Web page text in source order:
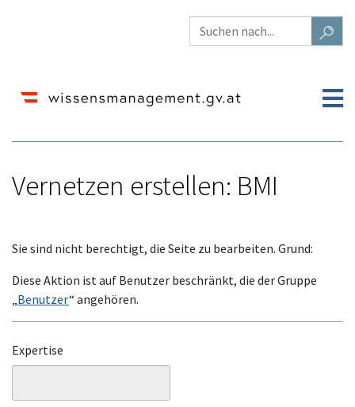
Vernetzen erstellen: BMI
Wechseln zu:Navigation, Suche
Sie sind nicht berechtigt, die Seite zu bearbeiten. Grund:
Diese Aktion ist auf Benutzer beschränkt, die der Gruppe
Benutzer“ angehören.
Expertise